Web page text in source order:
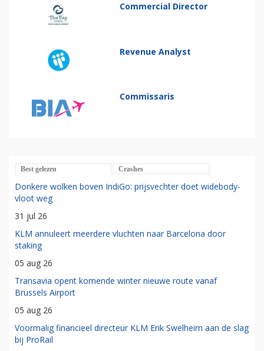
Commercial Director
Revenue Analyst
Commissaris
Best gelezen Crashes
Donkere wolken boven IndiGo: prijsvechter doet widebody-
vloot weg
31 jul 26
KLM annuleert meerdere vluchten naar Barcelona door
staking
05 aug 26
Transavia opent komende winter nieuwe route vanaf
Brussels Airport
05 aug 26
Voormalig financieel directeur KLM Erik Swelheim aan de slag
bij ProRail